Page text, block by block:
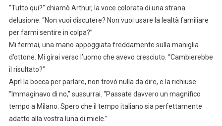
“Tutto qui?” chiamò Arthur, la voce colorata di una strana
delusione. “Non vuoi discutere? Non vuoi usare la lealtà familiare
per farmi sentire in colpa?”
Mi fermai, una mano appoggiata freddamente sulla maniglia
d’ottone. Mi girai verso l’uomo che avevo cresciuto. “Cambierebbe
il risultato?”
Aprì la bocca per parlare, non trovò nulla da dire, e la richiuse.
“Immaginavo di no,” sussurrai. “Passate davvero un magnifico
tempo a Milano. Spero che il tempo italiano sia perfettamente
adatto alla vostra luna di miele.”